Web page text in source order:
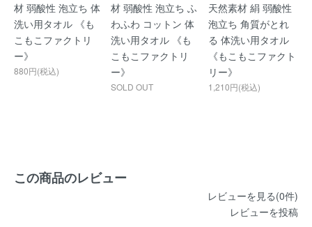
材 弱酸性 泡立ち 体
洗い用タオル 《も
こもこファクトリ
ー》
880円(税込)
材 弱酸性 泡立ち ふ
わふわ コットン 体
洗い用タオル 《も
こもこファクトリ
ー》
SOLD OUT
天然素材 絹 弱酸性
泡立ち 角質がとれ
る 体洗い用タオル
《もこもこファクト
リー》
1,210円(税込)
この商品のレビュー
レビューを見る(0件)
レビューを投稿